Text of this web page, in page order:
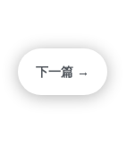
下一篇 →